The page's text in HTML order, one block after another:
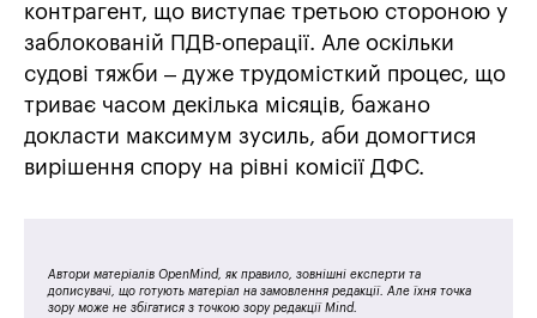
контрагент, що виступає третьою стороною у
заблокованій ПДВ-операції. Але оскільки
судові тяжби – дуже трудомісткий процес, що
триває часом декілька місяців, бажано
докласти максимум зусиль, аби домогтися
вирішення спору на рівні комісії ДФС.
Автори матеріалів OpenMind, як правило, зовнішні експерти та
дописувачі, що готують матеріал на замовлення редакції. Але їхня точка
зору може не збігатися з точкою зору редакції Mind.